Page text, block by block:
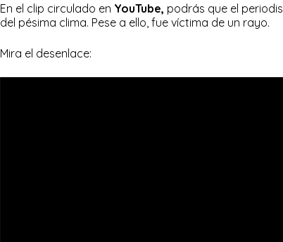
En el clip circulado en YouTube, podrás que el
del pésima clima. Pese a ello, fue víctima de un rayo.
Mira el desenlace: